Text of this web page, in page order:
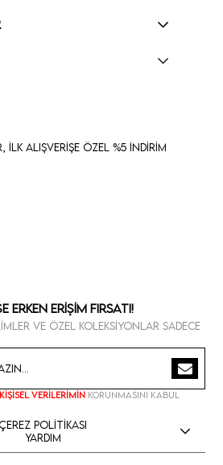
İlk Alışverişe Özel %5 İndirim
Erişim Fırsatı!
ve özel koleksiyonlar sadece
kişisel verilerimin korunmasını kabul
Çerez Politikası
Yardım